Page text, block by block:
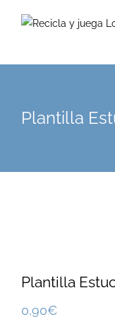
Plantilla
Plantilla
0,90€